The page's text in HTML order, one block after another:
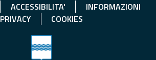
ACCESSIBILITA'
INFORMAZIONI
PRIVACY
COOKIES